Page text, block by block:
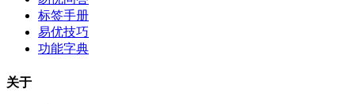
标签手册
易优技巧
功能字典
关于